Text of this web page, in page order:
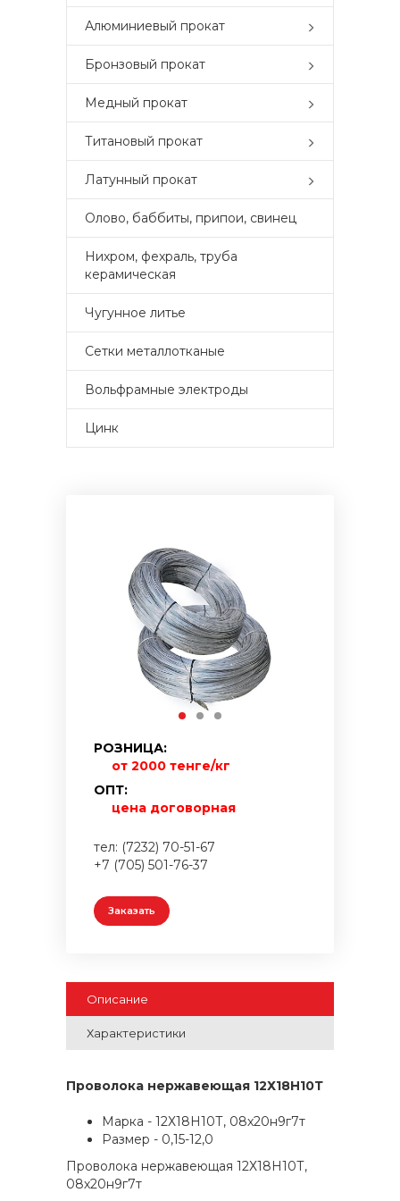
Алюминиевый прокат
Бронзовый прокат
Медный прокат
Титановый прокат
Латунный прокат
Олово, баббиты, припои, свинец
Нихром, фехраль, труба
керамическая
Чугунное литье
Сетки металлотканые
Вольфрамные электроды
Цинк
РОЗНИЦА:
от 2000 тенге/кг
ОПТ:
цена договорная
тел: (7232) 70-51-67
+7 (705) 501-76-37
Заказать
Описание
Характеристики
Проволока нержавеющая 12Х18Н10Т
Марка - 12Х18Н10Т, 08х20н9г7т
Размер - 0,15-12,0
Проволока нержавеющая 12Х18Н10Т,
08х20н9г7т